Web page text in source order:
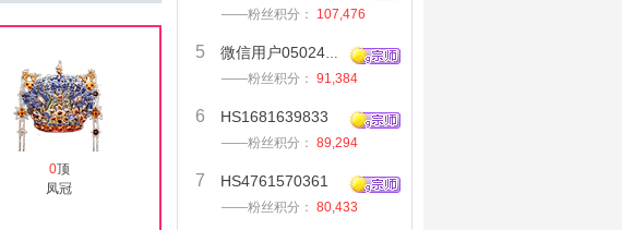
0顶
凤冠
——粉丝积分： 107,476
5 微信用户050244689
——粉丝积分： 91,384
6 HS1681639833
——粉丝积分： 89,294
7 HS4761570361
——粉丝积分： 80,433